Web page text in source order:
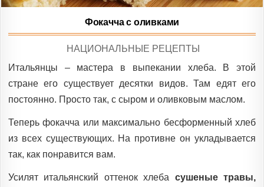
Фокачча с оливками
POSTED
НАЦИОНАЛЬНЫЕ РЕЦЕПТЫ
Итальянцы – мастера в выпекании хлеба. В этой
стране его существует десятки видов. Там едят его
постоянно. Просто так, с сыром и оливковым маслом.
Теперь фокачча или максимально бесформенный хлеб
из всех существующих. На противне он укладывается
так, как понравится вам.
Усилят итальянский оттенок хлеба сушеные травы,